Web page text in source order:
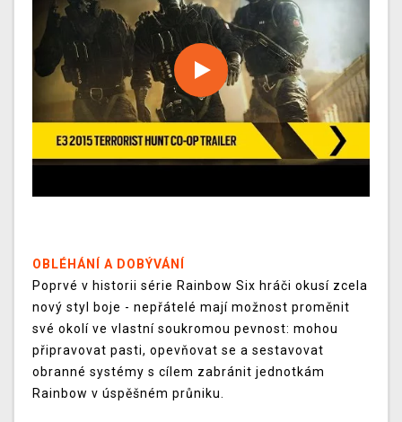
OBLÉHÁNÍ A DOBÝVÁNÍ
Poprvé v historii série Rainbow Six hráči okusí zcela
nový styl boje - nepřátelé mají možnost proměnit
své okolí ve vlastní soukromou pevnost: mohou
připravovat pasti, opevňovat se a sestavovat
obranné systémy s cílem zabránit jednotkám
Rainbow v úspěšném průniku.